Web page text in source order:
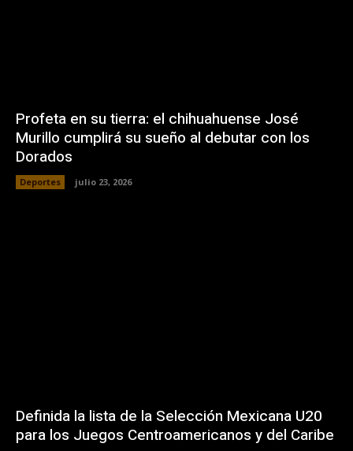
Profeta en su tierra: el chihuahuense José
Murillo cumplirá su sueño al debutar con los
Dorados
Deportes julio 23, 2026
Definida la lista de la Selección Mexicana U20
para los Juegos Centroamericanos y del Caribe